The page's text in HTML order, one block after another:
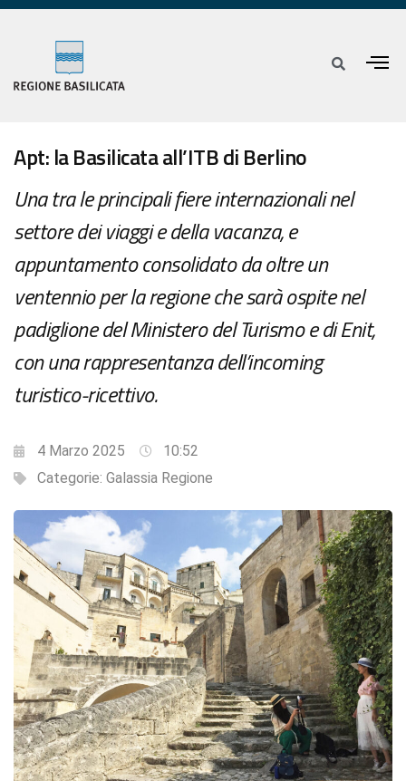
Apt: la Basilicata all’ITB di Berlino
Una tra le principali fiere internazionali nel
settore dei viaggi e della vacanza, e
appuntamento consolidato da oltre un
ventennio per la regione che sarà ospite nel
padiglione del Ministero del Turismo e di Enit,
con una rappresentanza dell’incoming
turistico-ricettivo.
4 Marzo 2025
10:52
Categorie: Galassia Regione